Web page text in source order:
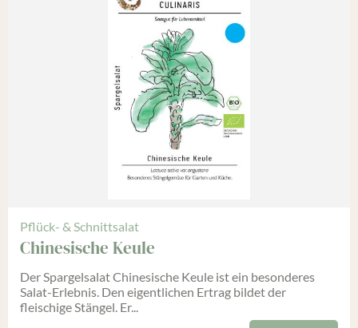
Pflück- & Schnittsalat
Chinesische Keule
Der Spargelsalat Chinesische Keule ist ein besonderes
Salat-Erlebnis. Den eigentlichen Ertrag bildet der
fleischige Stängel. Er...